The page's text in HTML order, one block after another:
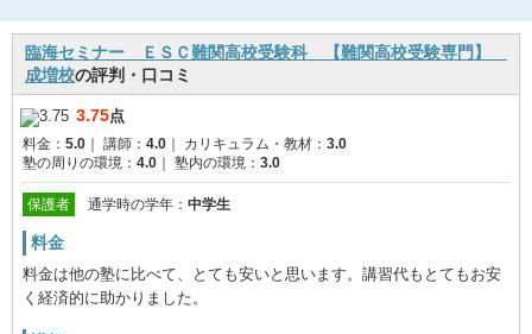
臨海セミナー ＥＳＣ難関高校受験科 【難関高校受験専門】
成増校の評判・口コミ
3.75点
料金： 5.0 講師： 4.0 カリキュラム・教材： 3.0
塾の周りの環境： 4.0 塾内の環境： 3.0
保護者 通学時の学年： 中学生
料金
料金は他の塾に比べて、とても安いと思います。講習代もとてもお安
く経済的に助かりました。